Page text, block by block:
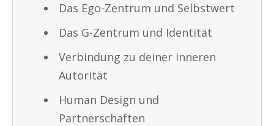
Das Ego-Zentrum und Selbstwert
Das G-Zentrum und Identität
Verbindung zu deiner inneren
Autorität
Human Design und
Partnerschaften